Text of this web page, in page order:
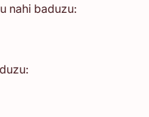
nahi baduzu: